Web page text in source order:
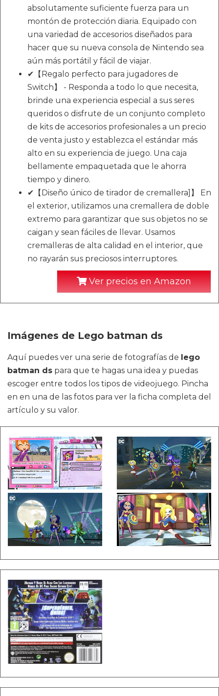
absolutamente suficiente fuerza para un
montón de protección diaria. Equipado con
una variedad de accesorios diseñados para
hacer que su nueva consola de Nintendo sea
aún más portátil y fácil de viajar.
✔【Regalo perfecto para jugadores de
Switch】 - Responda a todo lo que necesita,
brinde una experiencia especial a sus seres
queridos o disfrute de un conjunto completo
de kits de accesorios profesionales a un precio
de venta justo y establezca el estándar más
alto en su experiencia de juego. Una caja
bellamente empaquetada que le ahorra
tiempo y dinero.
✔【Diseño único de tirador de cremallera]】 En
el exterior, utilizamos una cremallera de doble
extremo para garantizar que sus objetos no se
caigan y sean fáciles de llevar. Usamos
cremalleras de alta calidad en el interior, que
no rayarán sus preciosos interruptores.
Ver precios en Amazon
Imágenes de Lego batman ds
Aquí puedes ver una serie de fotografías de lego
batman ds para que te hagas una idea y puedas
escoger entre todos los tipos de videojuego. Pincha
en en una de las fotos para ver la ficha completa del
artículo y su valor.